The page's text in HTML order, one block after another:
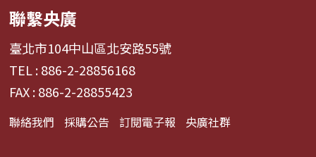
聯繫央廣
臺北市104中山區北安路55號
TEL : 886-2-28856168
FAX : 886-2-28855423
聯絡我們 採購公告 訂閱電子報 央廣社群